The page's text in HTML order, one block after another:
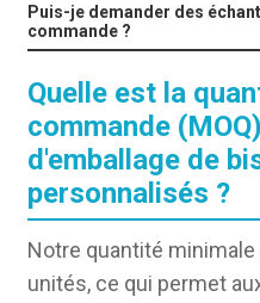
Puis-je demander des
commande ?
Quelle est la
commande
d'emballage de
personnalisés ?
Notre quantité
unités, ce qui permet